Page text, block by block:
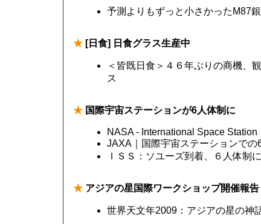
予測よりもずっと小さかったM87
★ [日食] 日食グラス生産中
＜皆既日食＞４６年ぶりの商機、
ス
★ 国際宇宙ステーションが6人体制に
NASA - International Space Station
JAXA｜国際宇宙ステーションで
ＩＳＳ：ソユーズ到着、６人体
★ アジアの星国際ワークショップ開催報告
世界天文年2009：アジアの星の神